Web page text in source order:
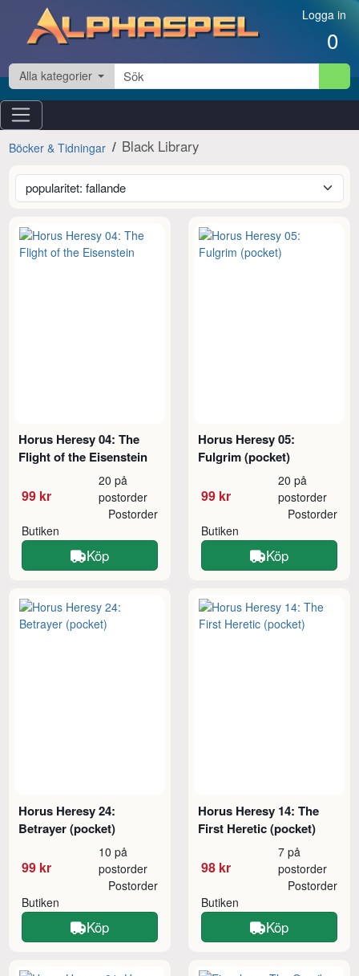
Hoppa till innehåll Logga in
0
Alla kategorier
Böcker & Tidningar Black Library
Horus Heresy 04: The
Flight of the Eisenstein
99 kr
20 på
postorder
Butiken
Postorder
Köp
Horus Heresy 05:
Fulgrim (pocket)
99 kr
20 på
postorder
Butiken
Postorder
Köp
Horus Heresy 24:
Betrayer (pocket)
99 kr
10 på
postorder
Butiken
Postorder
Köp
Horus Heresy 14: The
First Heretic (pocket)
98 kr
7 på
postorder
Butiken
Postorder
Köp